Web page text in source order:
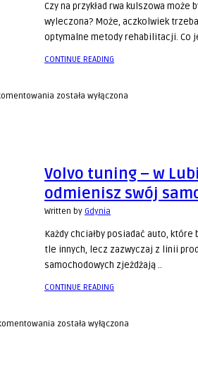
Czy na przykład rwa kulszowa może
wyleczona? Może, aczkolwiek
optymalne metody rehabilitacji. Co
CONTINUE READING
Konstancin
o
rehabilitacji?
została wyłączona
Volvo tuning – w
odmienisz swój
Written by Gdynia
Każdy chciałby posiadać auto,
tle innych, lecz zazwyczaj z linii
samochodowych zjeżdżają ..
CONTINUE READING
Volvo
została wyłączona